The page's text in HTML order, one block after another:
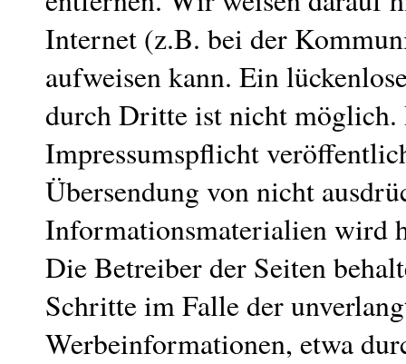
Internet (z.B. bei der
aufweisen kann. Ein
durch Dritte ist nicht möglich.
Impressumspflicht
Übersendung von nicht
Informationsmaterialien wird
Die Betreiber der Seiten
Schritte im Falle der
Werbeinformationen, etwa